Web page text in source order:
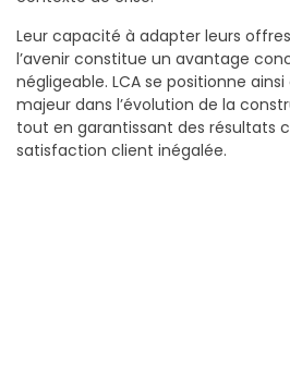
Leur capacité à adapter leurs
l’avenir constitue un avantage
négligeable. LCA se positionne
majeur dans l’évolution de la
tout en garantissant des résultats
satisfaction client inégalée.